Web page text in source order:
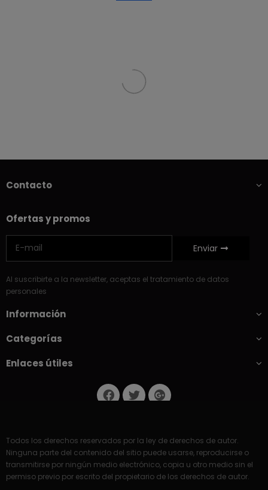
Contacto
Ofertas y promos
Enviar
Al suscribirte a la newsletter, aceptas el tratamiento de datos
personales
Información
Categorías
Enlaces útiles
Todos los derechos reservados por la ley de derechos de autor.
Ninguna parte del contenido del sitio puede usarse, reproducirse o
transmitirse por ningún medio electrónico, copia u otro medio sin el
permiso previo por escrito del propietario de los derechos de autor.